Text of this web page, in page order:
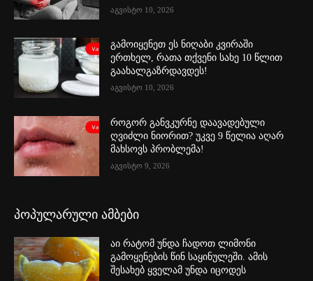
აგვისტო 10, 2026
გამოიყენეთ ეს ნიღაბი კვირაში
ერთხელ, რათა თქვენი სახე 10 წლით
გაახალგაზრდავდეს!
აგვისტო 10, 2026
როგორ განვკურნე დაავადებული
ღვიძლი ნიორით? უკვე 9 წელია აღარ
მახსოვს პრობლემა!
აგვისტო 9, 2026
პოპულარული ამბები
აი რატომ უნდა ჩადოთ ლიმონი
გამოყენების წინ საყინულეში. ამის
შესახებ ყველამ უნდა იცოდეს